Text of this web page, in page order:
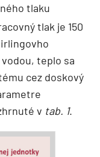
tlaku
tlak je 150
teplo sa
cez doskový
v tab. 1.